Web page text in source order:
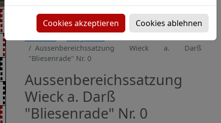
Aussenbereichssatzung Wieck a. Darß
"Bliesenrade" Nr. 0
Aussenbereichssatzung
Wieck a. Darß
"Bliesenrade" Nr. 0
Cookies akzeptieren Cookies ablehnen